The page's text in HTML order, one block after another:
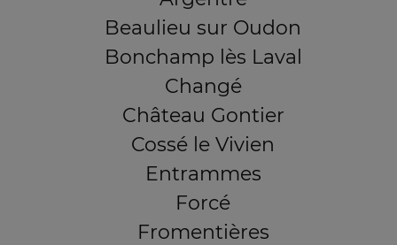
Beaulieu sur Oudon
Bonchamp lès Laval
Changé
Château Gontier
Cossé le Vivien
Entrammes
Forcé
Fromentières